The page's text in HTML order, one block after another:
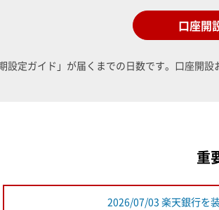
口座開
期設定ガイド」が届くまでの日数です。口座開
重
2026/07/03 楽天銀行を